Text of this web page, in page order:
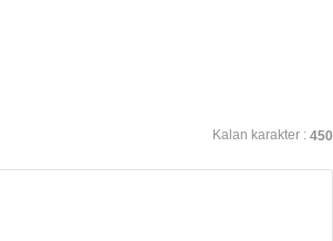
Kalan karakter : 450